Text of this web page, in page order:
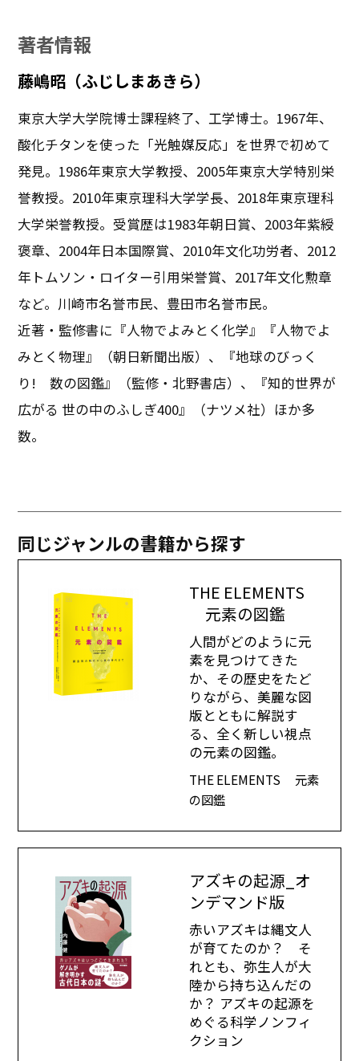
著者情報
藤嶋昭（ふじしまあきら）
東京大学大学院博士課程終了、工学博士。1967年、
酸化チタンを使った「光触媒反応」を世界で初めて
発見。1986年東京大学教授、2005年東京大学特別栄
誉教授。2010年東京理科大学学長、2018年東京理科
大学栄誉教授。受賞歴は1983年朝日賞、2003年紫綬
褒章、2004年日本国際賞、2010年文化功労者、2012
年トムソン・ロイター引用栄誉賞、2017年文化勲章
など。川崎市名誉市民、豊田市名誉市民。
近著・監修書に『人物でよみとく化学』『人物でよ
みとく物理』（朝日新聞出版）、『地球のびっく
り! 数の図鑑』（監修・北野書店）、『知的世界が
広がる 世の中のふしぎ400』（ナツメ社）ほか多
数。
同じジャンルの書籍から探す
THE ELEMENTS
元素の図鑑
人間がどのように元
素を見つけてきた
か、その歴史をたど
りながら、美麗な図
版とともに解説す
る、全く新しい視点
の元素の図鑑。
THE ELEMENTS 元素
の図鑑
アズキの起源_オ
ンデマンド版
赤いアズキは縄文人
が育てたのか？ そ
れとも、弥生人が大
陸から持ち込んだの
か？ アズキの起源を
めぐる科学ノンフィ
クション